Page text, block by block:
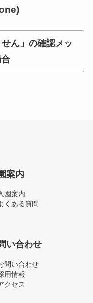
せん」の確認メッ
案内
園案内
くある質問
い合わせ
問い合わせ
用情報
クセス